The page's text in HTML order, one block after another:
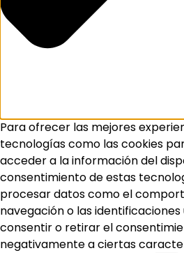
Para ofrecer las mejores
tecnologías como las cookies
acceder a la información del
consentimiento de estas
procesar datos como el
navegación o las identificaciones
consentir o retirar el
negativamente a ciertas